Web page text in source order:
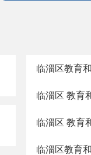
临淄区教育
临淄区 教育
临淄区 教育
临淄区教育